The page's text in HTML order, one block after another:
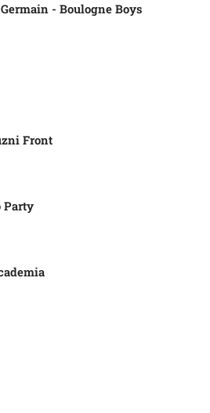
- Boulogne Boys
Front
Party